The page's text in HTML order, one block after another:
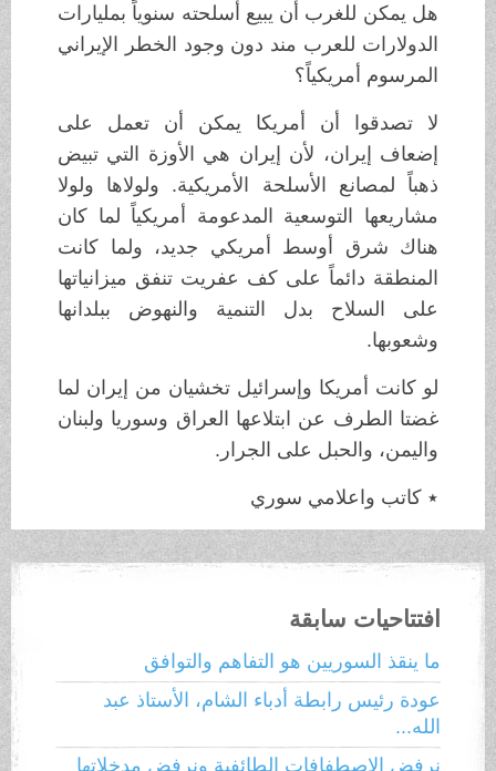
هل يمكن للغرب أن يبيع أسلحته سنوياً بمليارات
الدولارات للعرب مند دون وجود الخطر الإيراني
المرسوم أمريكياً؟
لا تصدقوا أن أمريكا يمكن أن تعمل على
إضعاف إيران، لأن إيران هي الأوزة التي تبيض
ذهباً لمصانع الأسلحة الأمريكية. ولولاها ولولا
مشاريعها التوسعية المدعومة أمريكياً لما كان
هناك شرق أوسط أمريكي جديد، ولما كانت
المنطقة دائماً على كف عفريت تنفق ميزانياتها
على السلاح بدل التنمية والنهوض ببلدانها
وشعوبها.
لو كانت أمريكا وإسرائيل تخشيان من إيران لما
غضتا الطرف عن ابتلاعها العراق وسوريا ولبنان
واليمن، والحبل على الجرار.
٭ كاتب واعلامي سوري
افتتاحيات سابقة
ما ينقذ السوريين هو التفاهم والتوافق
عودة رئيس رابطة أدباء الشام، الأستاذ عبد
الله...
نرفض الاصطفافات الطائفية ونرفض مدخلاتها